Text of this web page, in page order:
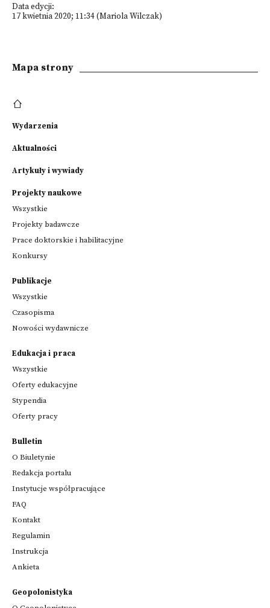
Data edycji:
17 kwietnia 2020; 11:34 (Mariola Wilczak)
Mapa strony
Wydarzenia
Aktualności
Artykuły i wywiady
Projekty naukowe
Wszystkie
Projekty badawcze
Prace doktorskie i habilitacyjne
Konkursy
Publikacje
Wszystkie
Czasopisma
Nowości wydawnicze
Edukacja i praca
Wszystkie
Oferty edukacyjne
Stypendia
Oferty pracy
Bulletin
O Biuletynie
Redakcja portalu
Instytucje współpracujące
FAQ
Kontakt
Regulamin
Instrukcja
Ankieta
Geopolonistyka